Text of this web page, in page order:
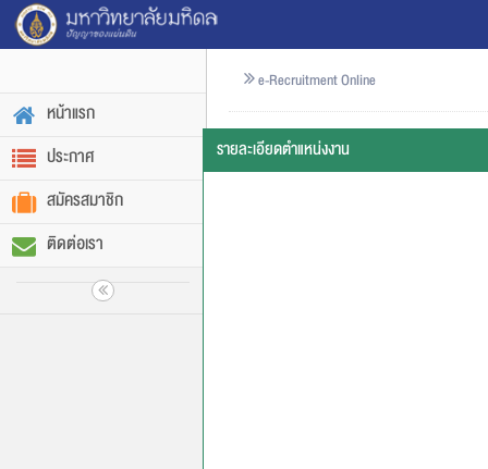
หน้าแรก
ประกาศ
สมัครสมาชิก
ติดต่อเรา
e-Recruitment Online
รายละเอียดตำแหน่งงาน